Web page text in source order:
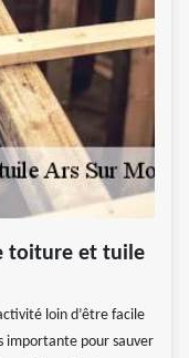
toiture et tuile
loin d’être facile
importante pour sauver